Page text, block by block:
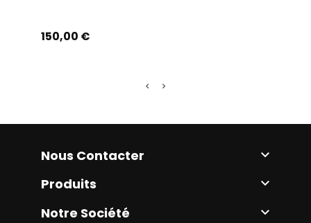
Prix
150,00 €
Nous Contacter 
Produits 
Notre Société 